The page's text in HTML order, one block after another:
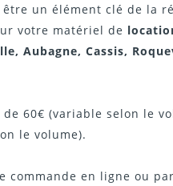
un élément clé de la
votre matériel de
Aubagne, Cassis,
60€ (variable selon le
le volume).
commande en ligne ou